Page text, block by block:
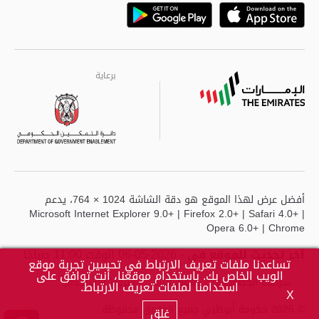
Google
Playstore
برعاية
برعاية
أفضل عرض لهذا الموقع هو دقة الشاشة 1024 × 764، يدعم
Microsoft Internet Explorer 9.0+ | Firefox 2.0+ | Safari 4.0+ |
Opera 6.0+ | Chrome
آخر تحديث للموقع في- 2026-05-06 الوقت 11:00 صباحًا
سياسة الخصوصية حقوق النشر
شروط الاستخدام
X
تساعدنا ملفات تعريف الارتباط في تحسين تجربة موقع
الويب الخاص بك. باستخدام موقعنا، أنت توافق على
اسخدامنا لملفات تعريف الارتباط.
غلق